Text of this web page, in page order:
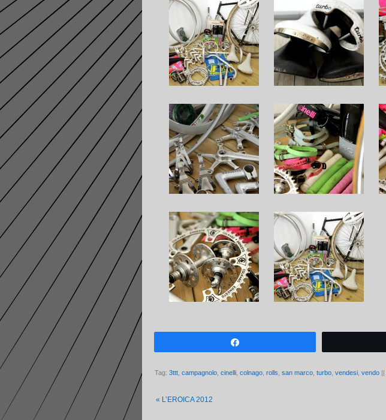
Tag: 3ttt campagnolo cinelli colnago rolls san marco turbo vendesi vendo ||
« L’EROICA 2012